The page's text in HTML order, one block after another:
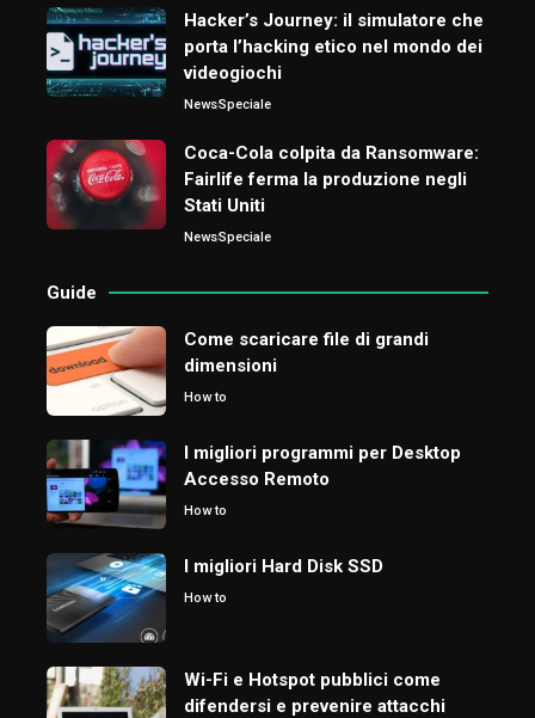
Hacker’s Journey: il simulatore che
porta l’hacking etico nel mondo dei
videogiochi
NewsSpeciale
Coca-Cola colpita da Ransomware:
Fairlife ferma la produzione negli
Stati Uniti
NewsSpeciale
Guide
Come scaricare file di grandi
dimensioni
How to
I migliori programmi per Desktop
Accesso Remoto
How to
I migliori Hard Disk SSD
How to
Wi-Fi e Hotspot pubblici come
difendersi e prevenire attacchi